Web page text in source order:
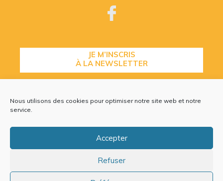
Nous utilisons des cookies pour optimiser notre site web et notre
service.
Accepter
Refuser
JE M’INSCRIS
À LA NEWSLETTER
Plan du site
Politique de cookies (EU)